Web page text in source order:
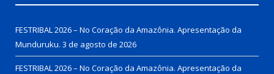
FESTRIBAL 2026 – No Coração da Amazônia. Apresentação da
Munduruku. 3 de agosto de 2026
FESTRIBAL 2026 – No Coração da Amazônia. Apresentação da